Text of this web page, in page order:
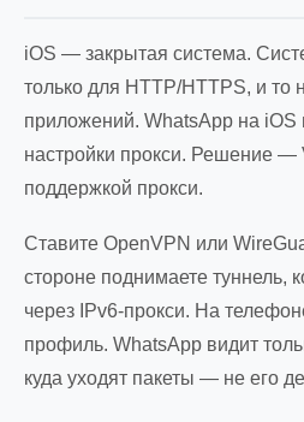
iOS — закрытая система.
только для HTTP/HTTPS, и то
приложений. WhatsApp на iOS
настройки прокси. Решение —
поддержкой прокси.
Ставите OpenVPN или
стороне поднимаете туннель,
через IPv6-прокси. На
профиль. WhatsApp видит
куда уходят пакеты — не его